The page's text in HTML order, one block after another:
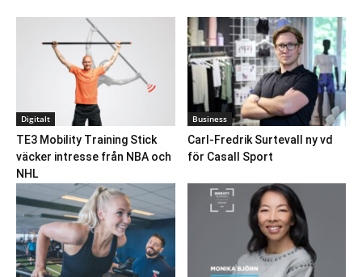
Digitalt
TE3 Mobility Training Stick
väcker intresse från NBA och
NHL
Business
Carl-Fredrik Surtevall ny vd
för Casall Sport